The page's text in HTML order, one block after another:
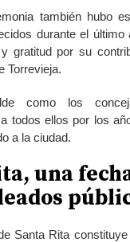
también hubo
durante el
gratitud por su
Torrevieja.
como los
todos ellos por los
a la ciudad.
una
Santa Rita